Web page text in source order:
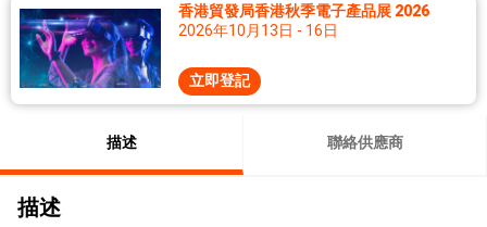
香港貿發局香港秋季電子產品展 2026
2026年10月13日 - 16日
立即登記
描述 聯絡供應商
描述